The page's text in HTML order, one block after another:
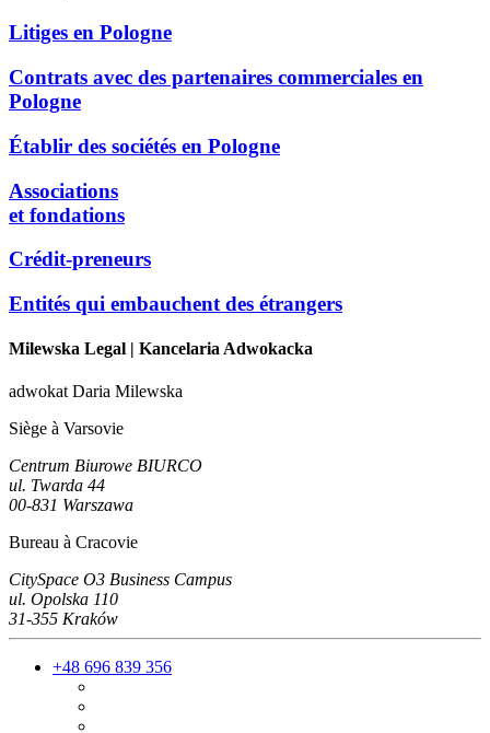
Litiges en Pologne
Contrats avec des partenaires commerciales en
Pologne
Établir des sociétés en Pologne
Associations
et fondations
Crédit-preneurs
Entités qui embauchent des étrangers
Milewska Legal | Kancelaria Adwokacka
adwokat Daria Milewska
Siège à Varsovie
Centrum Biurowe BIURCO
ul. Twarda 44
00-831 Warszawa
Bureau à Cracovie
CitySpace O3 Business Campus
ul. Opolska 110
31-355 Kraków
+48 696 839 356